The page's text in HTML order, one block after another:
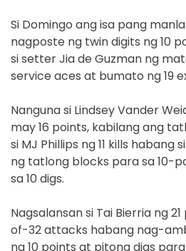
Si Domingo ang isa pang
nagposte ng twin digits ng 10
si setter Jia de Guzman ng
service aces at bumato ng 19
Nanguna si Lindsey Vander
may 16 points, kabilang ang
si MJ Phillips ng 11 kills habang
ng tatlong blocks para sa 10-
sa 10 digs.
Nagsalansan si Tai Bierria ng
of-32 attacks habang nag-
ng 10 points at pitong digs